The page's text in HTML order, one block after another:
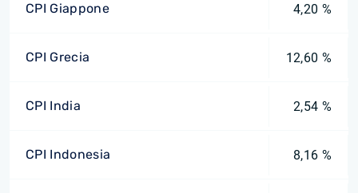
CPI Giappone 4,20 %
CPI Grecia 12,60 %
CPI India 2,54 %
CPI Indonesia 8,16 %